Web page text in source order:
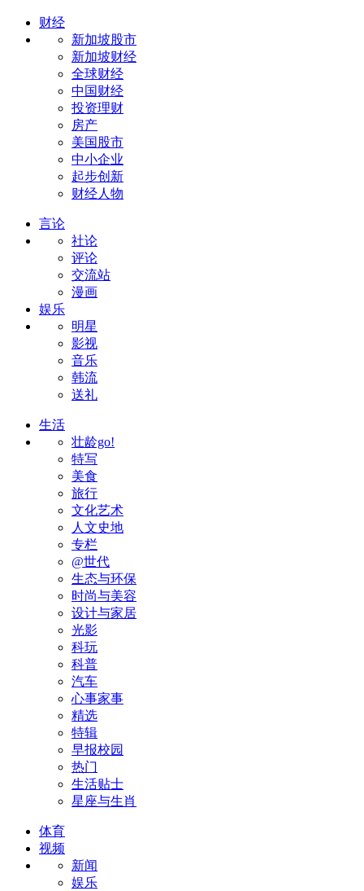
财经
新加坡股市
新加坡财经
全球财经
中国财经
投资理财
房产
美国股市
中小企业
起步创新
财经人物
言论
社论
评论
交流站
漫画
娱乐
明星
影视
音乐
韩流
送礼
生活
壮龄go!
特写
美食
旅行
文化艺术
人文史地
专栏
@世代
生态与环保
时尚与美容
设计与家居
光影
科玩
科普
汽车
心事家事
精选
特辑
早报校园
热门
生活贴士
星座与生肖
体育
视频
新闻
娱乐